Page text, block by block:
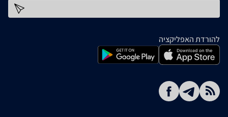
להורדת האפליקציה